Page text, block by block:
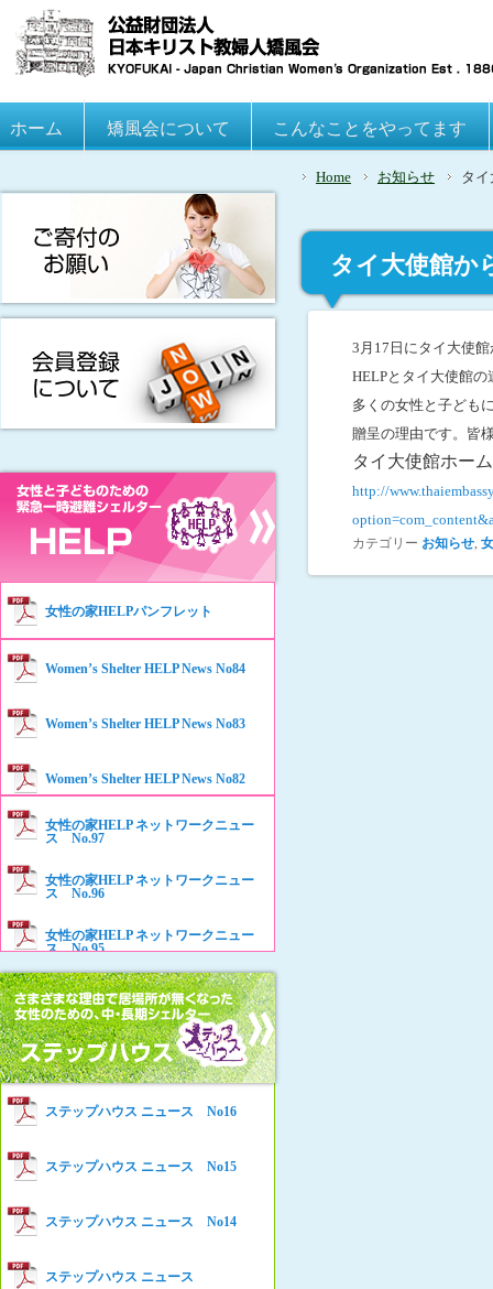
Skip to primary content
Skip to secondary content
ホーム 矯風会について こんなことをやってます
Home お知らせ タ
タイ大使館か
3月17日にタイ大使
HELPとタイ大使館
多くの女性と子ども
贈呈の理由です。皆
タイ大使館ホー
http://
カテゴリー お知らせ,
女性の家HELPパンフレット
Women’s Shelter HELP News No84
Women’s Shelter HELP News No83
Women’s Shelter HELP News No82
Women’s Shelter HELP News No81
Women’s Shelter HELP News No80
Women’s Shelter HELP News No79
Women’s Shelter HELP News No78
Women’s Shelter HELP News No76
Women’s Shelter HELP News No75
Women’s Shelter HELP News
女性の家HELP ネットワークニュー
ス No.97
女性の家HELP ネットワークニュー
ス No.96
女性の家HELP ネットワークニュー
ス No.95
女性の家HELP ネットワークニュー
ス No.94
女性の家HELP ネットワークニュー
ス No.93
女性の家HELP ネットワークニュー
ス No.92
女性の家HELP ネットワークニュー
ス No.91
女性の家HELP ネットワークニュー
ス No.90
女性の家HELP ネットワークニュー
ス No.89
ステップハウス ニュース No16
ステップハウス ニュース No15
ステップハウス ニュース No14
ステップハウス ニュース